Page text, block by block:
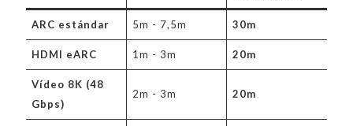
ARC estándar 5m - 7,5m 30m
HDMI eARC 1m - 3m 20m
Vídeo 8K (48
Gbps)
2m - 3m 20m